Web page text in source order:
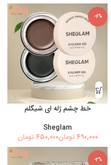
-6%
خط چشم ژله ای شیگلم
Sheglam
تومان
تومان
-2%